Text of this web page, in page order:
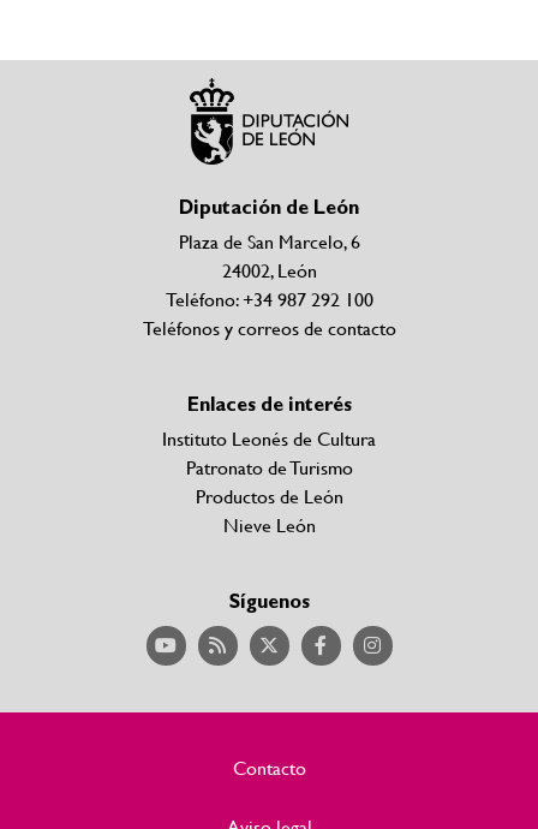
Diputación de León
Plaza de San Marcelo, 6
24002, León
Teléfono: +34 987 292 100
Teléfonos y correos de contacto
Enlaces de interés
Instituto Leonés de Cultura
Patronato de Turismo
Productos de León
Nieve León
Síguenos
Contacto